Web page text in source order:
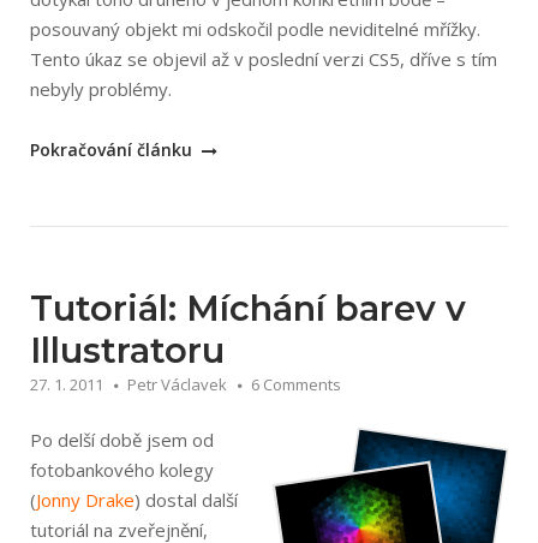
posouvaný objekt mi odskočil podle neviditelné mřížky.
Tento úkaz se objevil až v poslední verzi CS5, dříve s tím
nebyly problémy.
„Odskočení
Illustratoru“
Pokračování článku
Tutoriál: Míchání barev v
Illustratoru
27. 1. 2011 Petr Václavek 6 Comments
Po delší době jsem od
fotobankového kolegy
(Jonny Drake) dostal další
tutoriál na zveřejnění,